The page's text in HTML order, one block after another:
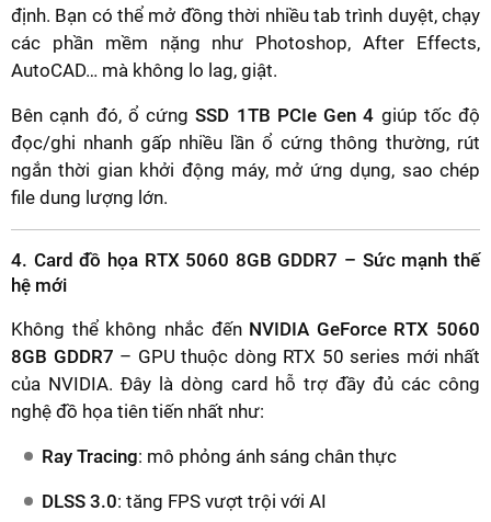
định. Bạn có thể mở đồng thời nhiều tab trình duyệt, chạy
các phần mềm nặng như Photoshop, After Effects,
AutoCAD… mà không lo lag, giật.
Bên cạnh đó, ổ cứngSSD 1TB PCIe Gen 4 giúp tốc độ
đọc/ghi nhanh gấp nhiều lần ổ cứng thông thường, rút
ngắn thời gian khởi động máy, mở ứng dụng, sao chép
file dung lượng lớn.
4. Card đồ họa RTX 5060 8GB GDDR7 – Sức mạnh thế
hệ mới
Không thể không nhắc đến NVIDIA GeForce RTX 5060
8GB GDDR7 – GPU thuộc dòng RTX 50 series mới nhất
của NVIDIA. Đây là dòng card hỗ trợ đầy đủ các công
nghệ đồ họa tiên tiến nhất như:
Ray Tracing: mô phỏng ánh sáng chân thực
DLSS 3.0: tăng FPS vượt trội với AI